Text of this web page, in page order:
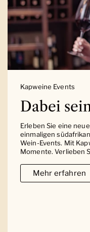
Kapweine Events
Dabei
Erleben Sie eine
einmaligen
Wein-Events. Mit
Momente. Verlieben
Mehr erfahren